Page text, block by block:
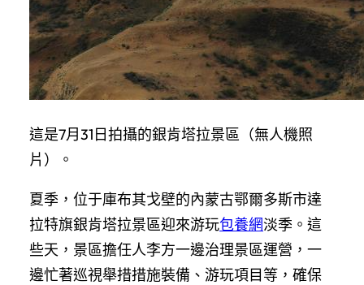
這是7月31日拍攝的銀肯塔拉景區（無人機照
片）。
夏季，位于庫布其戈壁的內蒙古鄂爾多斯市達
拉特旗銀肯塔拉景區迎來游玩包養網淡季。這
些天，景區擔任人李方一邊治理景區運營，一
邊忙著巡視舉措措施裝備、游玩項目等，確保